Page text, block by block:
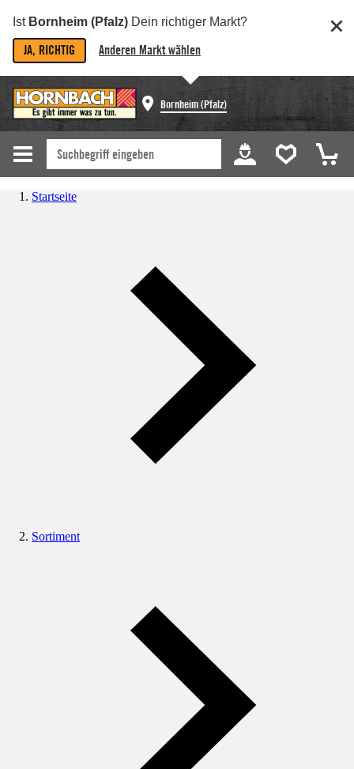
Ist Bornheim (Pfalz) Dein richtiger Markt?
JA, RICHTIG Anderen Markt wählen
Bornheim (Pfalz)
Startseite
Sortiment